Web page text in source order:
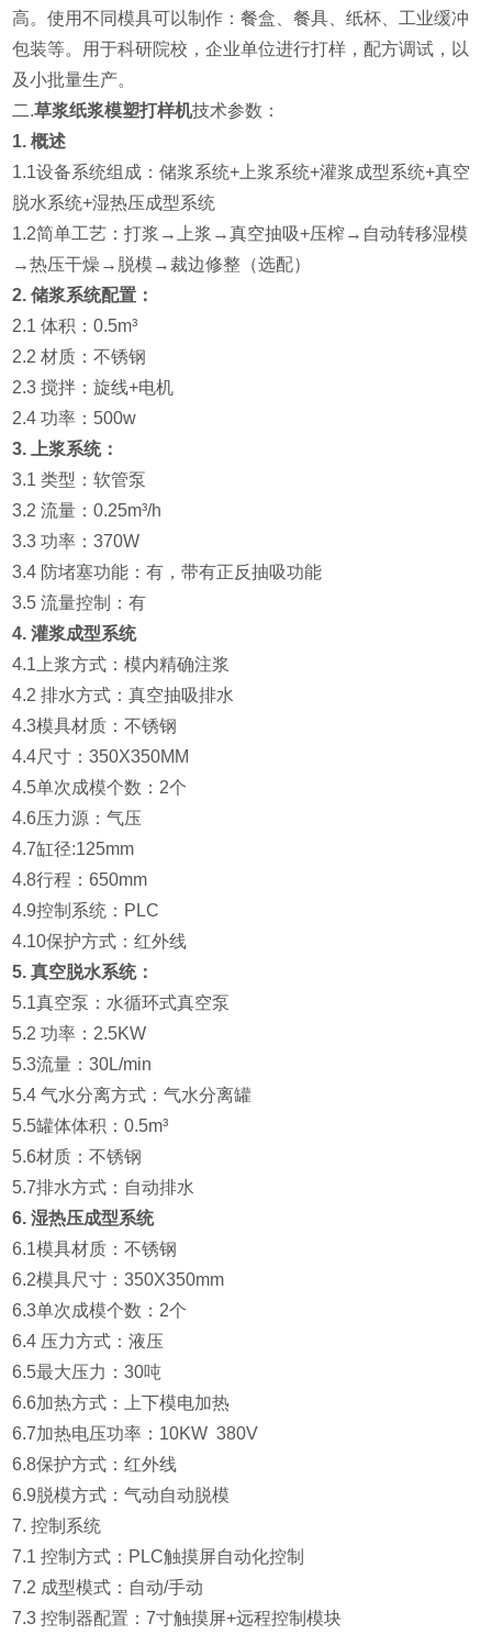
高。使用不同模具可以制作：餐盒、餐具、纸杯、工业缓冲
包装等。用于科研院校，企业单位进行打样，配方调试，以
及小批量生产。
二.草浆纸浆模塑打样机技术参数：
1.概述
1.1设备系统组成：储浆系统+上浆系统+灌浆成型系统+真空
脱水系统+湿热压成型系统
1.2简单工艺：打浆→上浆→真空抽吸+压榨→自动转移湿模
→热压干燥→脱模→裁边修整（选配）
2.储浆系统配置：
2.1体积：0.5m³
2.2 材质：不锈钢
2.3 搅拌：旋线+电机
2.4 功率：500w
3.
上浆系统：
3.1 类型：软管泵
3.2流量：0.25m³/h
3.3 功率：370W
3.4 防堵塞功能：有，带有正反抽吸功能
3.5 流量控制：有
4.灌浆成型系统
4.1上浆方式：模内精确注浆
4.2 排水方式：真空抽吸排水
4.3模具材质：不锈钢
4.4尺寸：350X350MM
4.5单次成模个数：2个
4.6压力源：气压
4.7缸径:125mm
4.8行程：650mm
4.9控制系统：PLC
4.10保护方式：红外线
5.真空脱水系统：
5.1真空泵：水循环式真空泵
5.2 功率：2.5KW
5.3流量：30L/min
5.4 气水分离方式：气水分离罐
5.5罐体体积：0.5m³
5.6材质：不锈钢
5.7排水方式：自动排水
6.湿热压成型系统
6.1模具材质：不锈钢
6.2模具尺寸：350X350mm
6.3单次成模个数：2个
6.4 压力方式：液压
6.5最大压力：30吨
6.6加热方式：上下模电加热
6.7加热电压功率：10KW 380V
6.8保护方式：红外线
6.9脱模方式：气动自动脱模
7. 控制系统
7.1控制方式：PLC触摸屏自动化控制
7.2 成型模式：自动/手动
7.3控制器配置：7寸触摸屏+远程控制模块